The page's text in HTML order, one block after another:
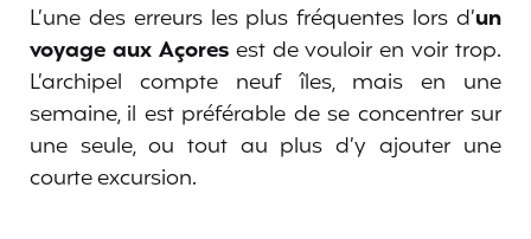
L’une des erreurs les plus fréquentes lors d’un
voyage aux Açoresest de vouloir en voir trop.
L’archipel compte neuf îles, mais en une
semaine, il est préférable de se concentrer sur
une seule, ou tout au plus d’y ajouter une
courte excursion.